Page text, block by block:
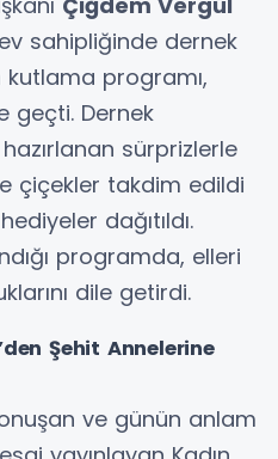
sahipliğinde dernek
kutlama programı,
geçti. Dernek
sürprizlerle
çiçekler takdim edildi
dağıtıldı.
programda, elleri
dile getirdi.
Şehit Annelerine
ve günün anlam